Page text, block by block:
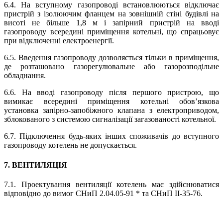
6.4. На вступному газопроводі встановлюються відключає
пристрій з ізолюючим фланцем на зовнішній стіні будівлі на
висоті не більше 1,8 м і запірний пристрій на вводі
газопроводу всередині приміщення котельні, що спрацьовує
при відключенні електроенергії.
6.5. Введення газопроводу дозволяється тільки в приміщення,
де розташовано газорегулювальне або газорозподільне
обладнання.
6.6. На вводі газопроводу після першого пристрою, що
вимикає всередині приміщення котельні обов’язкова
установка запірно-запобіжного клапана з електроприводом,
зблокованого з системою сигналізації загазованості котельної.
6.7. Підключення будь-яких інших споживачів до вступного
газопроводу котелень не допускається.
7. ВЕНТИЛЯЦІЯ
7.1. Проектування вентиляції котелень має здійснюватися
відповідно до вимог СНиП 2.04.05-91 * та СНиП II-35-76.